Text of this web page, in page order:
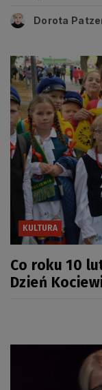
Dorota
KULTURA
Co roku 10
Dzień